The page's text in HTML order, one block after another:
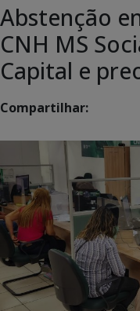
Abstenção
CNH MS
Capital e
Compartilhar: